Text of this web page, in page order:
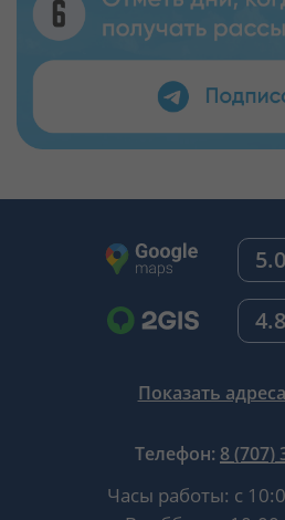
5.0
4.8
Показать
Телефон: 8 (707)
Часы работы: с